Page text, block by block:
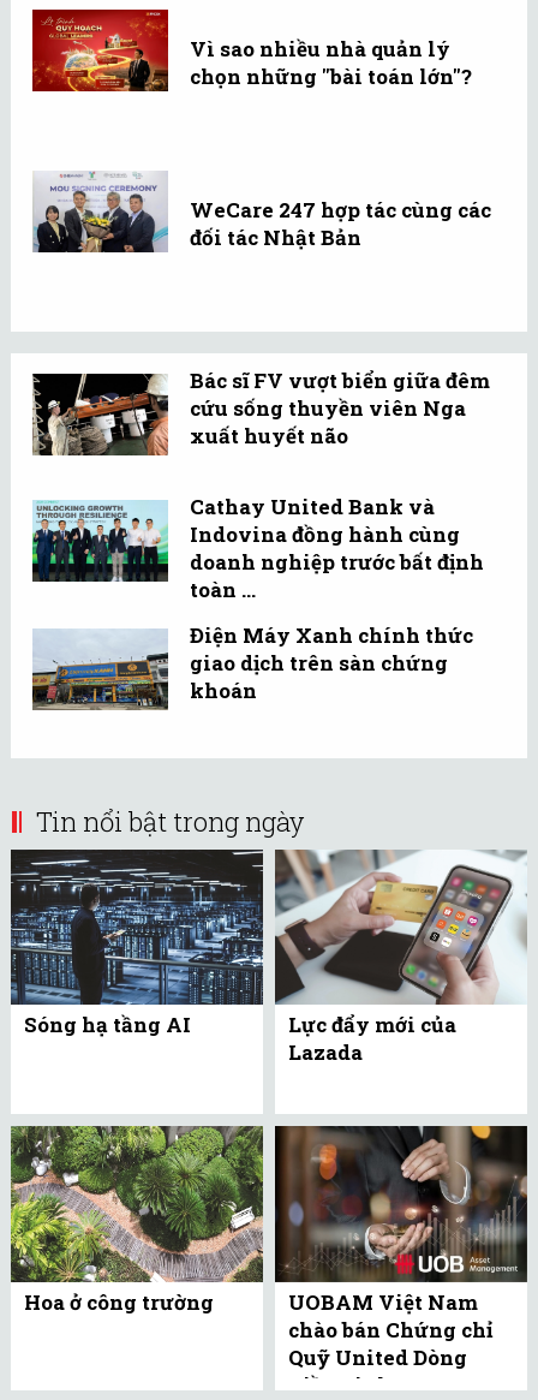
Vì sao nhiều nhà quản lý
chọn những "bài toán lớn"?
WeCare 247 hợp tác cùng các
đối tác Nhật Bản
Bác sĩ FV vượt biển giữa đêm
cứu sống thuyền viên Nga
xuất huyết não
Cathay United Bank và
Indovina đồng hành cùng
doanh nghiệp trước bất định
toàn ...
Điện Máy Xanh chính thức
giao dịch trên sàn chứng
khoán
Tin nổi bật trong ngày
Sóng hạ tầng AI
Lực đẩy mới của
Lazada
Hoa ở công trường
UOBAM Việt Nam
chào bán Chứng chỉ
Quỹ United Dòng
Tiền Linh Hoạt